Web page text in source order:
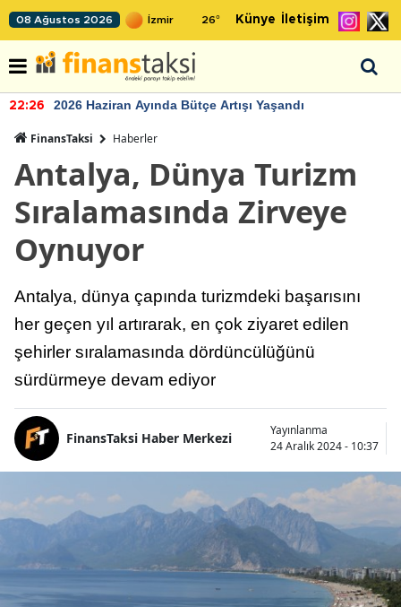
08 Ağustos 2026 26° Künye İletişim
22:26 2026 Haziran Ayında Bütçe Artışı Yaşandı
FinansTaksi Haberler
Antalya, Dünya Turizm
Sıralamasında Zirveye
Oynuyor
Antalya, dünya çapında turizmdeki başarısını
her geçen yıl artırarak, en çok ziyaret edilen
şehirler sıralamasında dördüncülüğünü
sürdürmeye devam ediyor
FinansTaksi Haber Merkezi
Yayınlanma
24 Aralık 2024 - 10:37